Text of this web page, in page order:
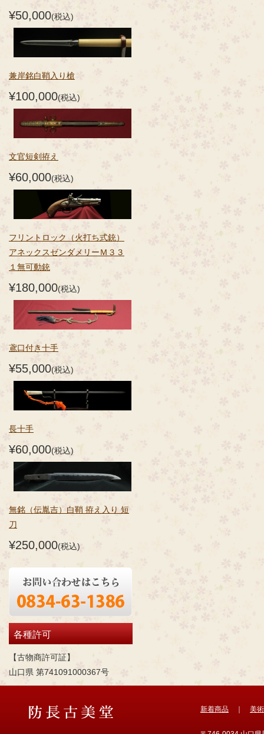
¥50,000(税込)
兼岸銘白鞘入り槍
¥100,000(税込)
文官短剣拵え
¥60,000(税込)
フリントロック（火打ち式銃）
アネックスゼンダメリーＭ３３
１無可動銃
¥180,000(税込)
鳶口付き十手
¥55,000(税込)
長十手
¥60,000(税込)
無銘（伝胤吉）白鞘 拵え入り 短
刀
¥250,000(税込)
各種許可
【古物商許可証】
山口県 第741091000367号
新着商品 美